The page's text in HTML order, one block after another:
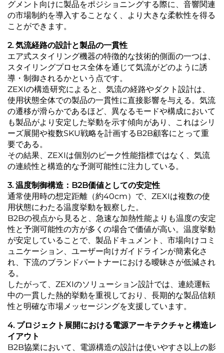
グメント向けに製品をポジショニングする際に、音響関連
の市場制約を導入することなく、より大きな柔軟性を得る
ことができます。
2. 気流経路の設計と製品の一貫性
エア式スタイリング機器の特徴的な技術的側面の一つは、
スタイリングプロセス全体を通じて気流がどのように誘
導・制御されるかという点です。
ZEXIの構造研究によると、気流の経路やダクト設計は、
使用状態全体での製品の一貫性に直接影響を与える。気流
の遷移が滑らかであるほど、異なるモードや構成において
も製品がより安定した挙動を示す傾向があり、これはシリ
ーズ展開や複数SKU戦略を計画するB2B顧客にとって重
要である。
その結果、ZEXIは個別のピーク性能指標ではなく、気流
の連続性と構造的な予測可能性に注力している。
3. 温度制御構造：B2B価値としての安定性
通常使用時の想定距離（約40cm）で、ZEXIは複数の使
用状態にわたる温度挙動を観察した。
B2Bの視点から見ると、急速な加熱性能よりも温度の安定
性と予測可能性の方が多くの場合で価値が高い。温度挙動
が安定していることで、製品ドキュメント、市場向けコミ
ュニケーション、ユーザー向けガイドラインが簡素化さ
れ、下流のブランドパートナーにおける曖昧さが低減され
る。
したがって、ZEXIのソリューション設計では、連続運転
中の一貫した熱的挙動を重視しており、長期的な製品信頼
性と明確な市場メッセージングを支援しています。
4. プロジェクト展開における電源アーキテクチャと構造レ
イアウト
B2B協業において、電源構造の設計は使いやすさ以上の影